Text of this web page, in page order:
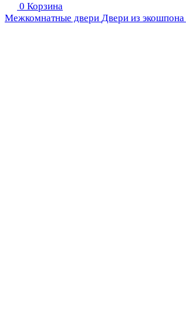
0 Корзина
Межкомнатные двери Двери из экошпона